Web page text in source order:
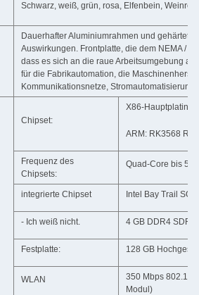
Schwarz, weiß, grün, rosa, Elfenbein,
Dauerhafter Aluminiumrahmen und
Auswirkungen. Frontplatte, die dem NEMA /
dass es sich an die raue Arbeitsumgebung
für die Fabrikautomation, die
Kommunikationsnetze,
Chipset:
X86-Hauptplatine:
ARM: RK3568
Frequenz des
Chipsets:
Quad-Core bis 5
integrierte Chipset Intel Bay Trail SOC
- Ich weiß nicht. 4 GB DDR4
Festplatte: 128 GB
WLAN
350 Mbps
Modul)